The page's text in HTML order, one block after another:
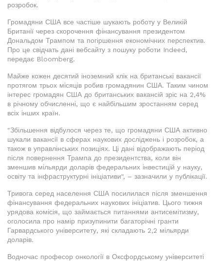
розробок.
Громадяни США все частіше шукають роботу у Великій
Британії через скорочення фінансування президентом
Дональдом Трампом та погіршення економічних перспектив.
Про це свідчать дані вебсайту з пошуку роботи Indeed,
передає Bloomberg.
Майже кожен десятий іноземний клік на британські вакансії
протягом трьох місяців робив громадянин США. Таким чином
інтерес громадян США до британських вакансій зріс на 2,4%
в річному обчисленні, що є найбільшим зростанням серед
всіх інших країн.
"Збільшення відбулося через те, що громадяни США активно
шукали вакансії в сферах наукових досліджень і розробок, а
також в управлінських позиціях. Ці дані відображають період
після повернення Трампа до президентства, коли він
зменшив мільярди доларів федеральних інвестицій у науку,
освіту та інфраструктурні ініціативи", – зазначили у публікації.
Тривога серед населення США посилилася після зменшення
фінансування федеральних наукових ініціатив. Цього тижня
урядова комісія, що займається питаннями антисемітизму,
оголосила про намір призупинити багаторічні гранти
Гарвардського університету, які складають 2,2 мільярди
доларів.
Водночас професор онкології в Оксфордському університеті